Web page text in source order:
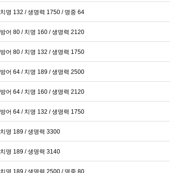
치명 132 / 생명력 1750 / 명중 64
방어 80 / 치명 160 / 생명력 2120
방어 80 / 치명 132 / 생명력 1750
방어 64 / 치명 189 / 생명력 2500
방어 64 / 치명 160 / 생명력 2120
방어 64 / 치명 132 / 생명력 1750
치명 189 / 생명력 3300
치명 189 / 생명력 3140
치명 189 / 생명력 2500 / 명중 80